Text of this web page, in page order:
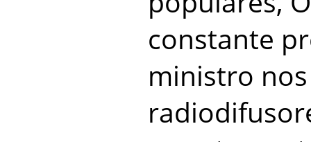
constante
ministro